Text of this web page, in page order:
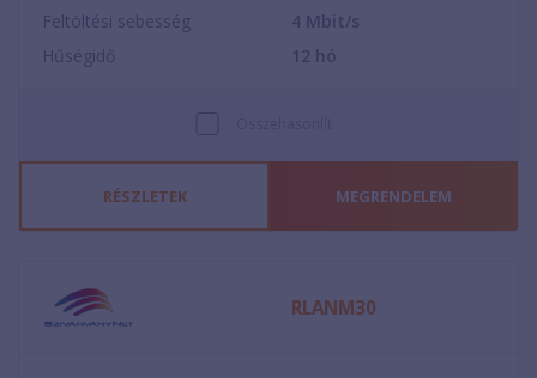
Feltöltési sebesség
4 Mbit/s
Hűségidő
12 hó
RÉSZLETEK MEGRENDELEM
RLANM30